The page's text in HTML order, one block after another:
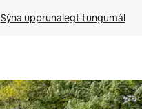
Sýna upprunalegt tungumál